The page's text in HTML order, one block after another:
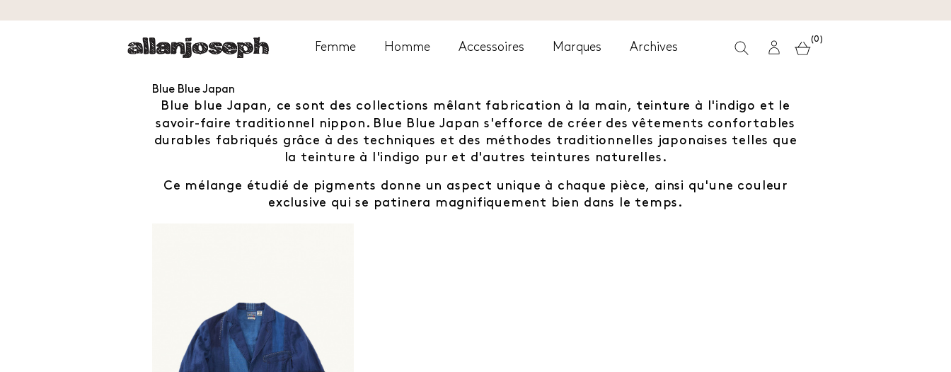
Femme Homme Accessoires Marques Archives
(0)
Blue Blue Japan
Blue blue Japan, ce sont des collections mêlant fabrication à la main, teinture à l'indigo et le
savoir-faire traditionnel nippon. Blue Blue Japan s'efforce de créer des vêtements confortables
durables fabriqués grâce à des techniques et des méthodes traditionnelles japonaises telles que
la teinture à l'indigo pur et d'autres teintures naturelles.
Ce mélange étudié de pigments donne un aspect unique à chaque pièce, ainsi qu'une couleur
exclusive qui se patinera magnifiquement bien dans le temps.